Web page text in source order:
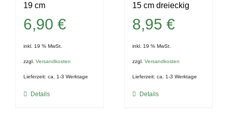
19 cm
6,90 €
inkl. 19 % MwSt.
zzgl. Versandkosten
Lieferzeit: ca. 1-3 Werktage
Details
15 cm dreieckig
8,95€
inkl. 19 % MwSt.
zzgl.Versandkosten
Lieferzeit:ca. 1-3 Werktage
Details